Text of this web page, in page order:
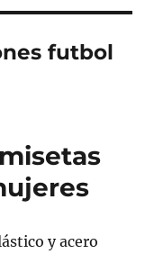
futbol
y acero